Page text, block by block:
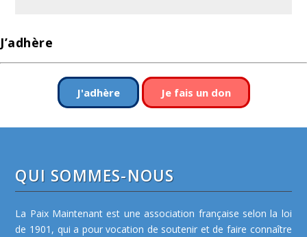
J’adhère
J'adhère Je fais un don
QUI SOMMES-NOUS
La Paix Maintenant est une association française selon la loi
de 1901, qui a pour vocation de soutenir et de faire connaître